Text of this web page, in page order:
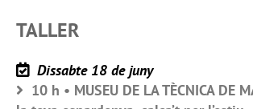
TALLER
Dissabte 18 de juny
10 h • MUSEU DE LA TÈCNICA DE